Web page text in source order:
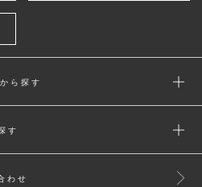
ら探す
す
わせ